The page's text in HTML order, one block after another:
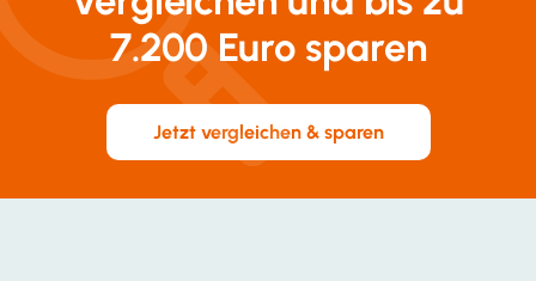
7.200 Euro sparen
Jetzt vergleichen & sparen